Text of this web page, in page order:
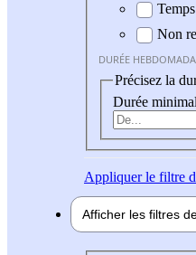
Non
DURÉE
Précisez la
Durée
Appliquerle filtre
Afficher les filtres